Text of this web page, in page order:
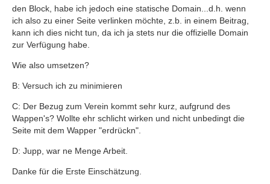
den Block, habe ich jedoch eine statische Domain...d.h. wenn
ich also zu einer Seite verlinken möchte, z.b. in einem Beitrag,
kann ich dies nicht tun, da ich ja stets nur die offizielle Domain
zur Verfügung habe.
Wie also umsetzen?
B: Versuch ich zu minimieren
C: Der Bezug zum Verein kommt sehr kurz, aufgrund des
Wappen's? Wollte ehr schlicht wirken und nicht unbedingt die
Seite mit dem Wapper "erdrückn".
D: Jupp, war ne Menge Arbeit.
Danke für die Erste Einschätzung.